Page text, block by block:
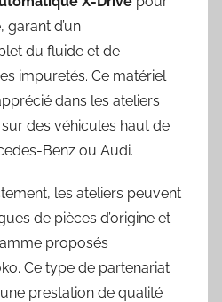
garant d’un
du fluide et de
impuretés. Ce matériel
dans les ateliers
des véhicules haut de
Benz ou Audi.
les ateliers peuvent
de pièces d’origine et
proposés
Ce type de partenariat
prestation de qualité